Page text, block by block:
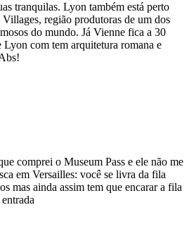
tranquilas. Lyon também está perto
região produtoras de um dos
do mundo. Já Vienne fica a 30
Lyon com tem arquitetura romana e
comprei o Museum Pass e ele não me
em Versailles: você se livra da fila
mas ainda assim tem que encarar a fila